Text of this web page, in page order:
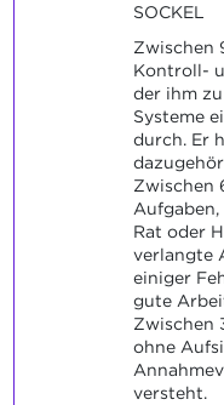
SOCKEL
Zwischen
Kontroll-
der ihm
Systeme
durch. Er
Zwischen
Rat oder
verlangte
einiger
gute
Zwischen
ohne
versteht.